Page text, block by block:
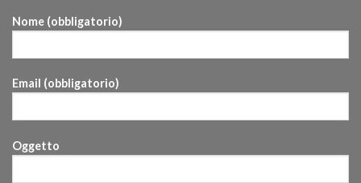
Nome (obbligatorio)
Email (obbligatorio)
Oggetto